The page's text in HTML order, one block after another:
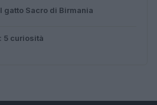
gatto Sacro di Birmania
5 curiosità